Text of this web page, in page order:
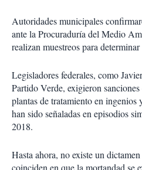
Autoridades municipales
ante la Procuraduría del Medio
realizan muestreos para determinar
Legisladores federales, como
Partido Verde, exigieron
plantas de tratamiento en ingenios
han sido señaladas en episodios
2018.
Hasta ahora, no existe un